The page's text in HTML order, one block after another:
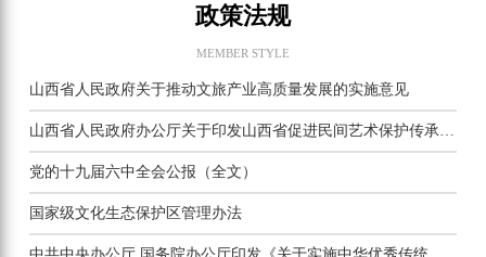
政策法规
MEMBER STYLE
山西省人民政府关于推动文旅产业高质量发展的实施意见
党的十九届六中全会公报（全文）
国家级文化生态保护区管理办法